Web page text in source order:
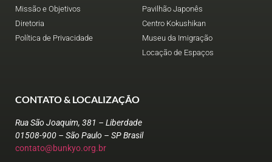
Missão e Objetivos
Diretoria
Política de Privacidade
Pavilhão Japonês
Centro Kokushikan
Museu da Imigração
Locação de Espaços
CONTATO & LOCALIZAÇÃO
Rua São Joaquim, 381 – Liberdade
01508-900 – São Paulo – SP Brasil
contato@bunkyo.org.br